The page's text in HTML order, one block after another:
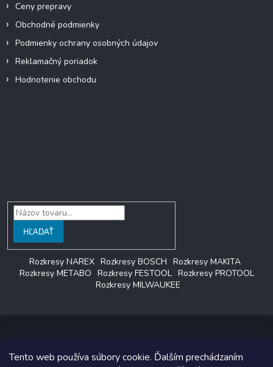
Tento web používa súbory cookie. Ďalším prechádzaním
Ceny prepravy
Obchodné podmienky
Podmienky ochrany osobných údajov
Reklamačný poriadok
Hodnotenie obchodu
HĽADAŤ
Rozkresy NAREX Rozkresy BOSCH Rozkresy MAKITA
Rozkresy METABO Rozkresy FESTOOL Rozkresy PROTOOL
Rozkresy MILWAUKEE
Copyright 2026LAGON SERVIS. Všetky práva vyhradené.